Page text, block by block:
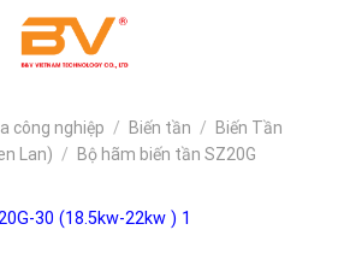
công nghiệp / Biến tần /
Biến Tần
Lan) / Bộ hãm biến tần SZ20G